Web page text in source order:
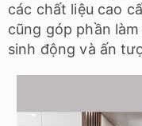
các chất liệu cao
cũng góp phần
sinh động và ấn